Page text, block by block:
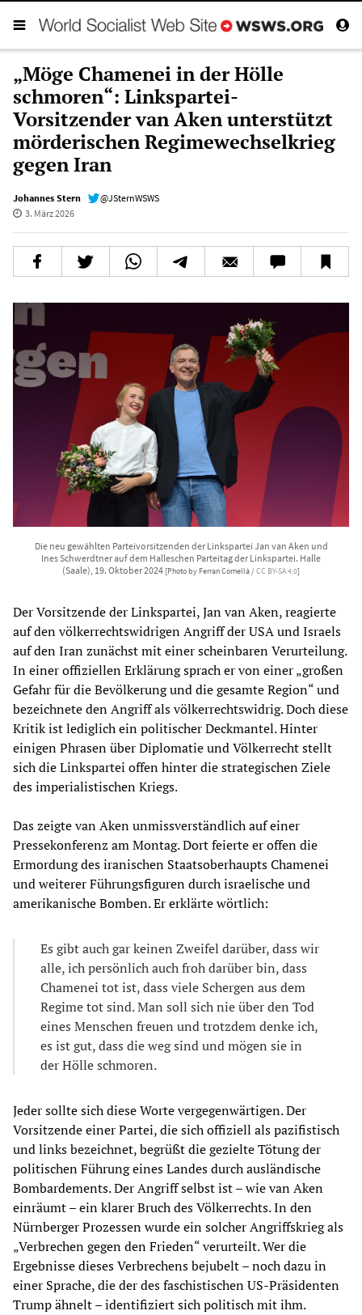
„Möge Chamenei in der Hölle
schmoren“: Linkspartei-
Vorsitzender van Aken unterstützt
mörderischen Regimewechselkrieg
gegen Iran
Johannes Stern
@JSternWSWS
3. März 2026
Die neu gewählten Parteivorsitzenden der Linkspartei Jan van Aken und
Ines Schwerdtner auf dem Halleschen Parteitag der Linkspartei. Halle
(Saale), 19. Oktober 2024 [Photo by Ferran Cornellà /CC BY-SA 4.0]
Der Vorsitzende der Linkspartei, Jan van Aken, reagierte
auf den völkerrechtswidrigen Angriff der USA und Israels
auf den Iran zunächst mit einer scheinbaren Verurteilung.
In einer offiziellen Erklärung sprach er von einer „großen
Gefahr für die Bevölkerung und die gesamte Region“ und
bezeichnete den Angriff als völkerrechtswidrig. Doch diese
Kritik ist lediglich ein politischer Deckmantel. Hinter
einigen Phrasen über Diplomatie und Völkerrecht stellt
sich die Linkspartei offen hinter die strategischen Ziele
des imperialistischen Kriegs.
Das zeigte van Aken unmissverständlich auf einer
Pressekonferenz am Montag. Dort feierte er offen die
Ermordung des iranischen Staatsoberhaupts Chamenei
und weiterer Führungsfiguren durch israelische und
amerikanische Bomben. Er erklärte wörtlich:
Es gibt auch gar keinen Zweifel darüber, dass wir
alle, ich persönlich auch froh darüber bin, dass
Chamenei tot ist, dass viele Schergen aus dem
Regime tot sind. Man soll sich nie über den Tod
eines Menschen freuen und trotzdem denke ich,
es ist gut, dass die weg sind und mögen sie in
der Hölle schmoren.
Jeder sollte sich diese Worte vergegenwärtigen. Der
Vorsitzende einer Partei, die sich offiziell als pazifistisch
und links bezeichnet, begrüßt die gezielte Tötung der
politischen Führung eines Landes durch ausländische
Bombardements. Der Angriff selbst ist – wie van Aken
einräumt – ein klarer Bruch des Völkerrechts. In den
Nürnberger Prozessen wurde ein solcher Angriffskrieg als
„Verbrechen gegen den Frieden“ verurteilt. Wer die
Ergebnisse dieses Verbrechens bejubelt – noch dazu in
einer Sprache, die der des faschistischen US-Präsidenten
Trump ähnelt – identifiziert sich politisch mit ihm.